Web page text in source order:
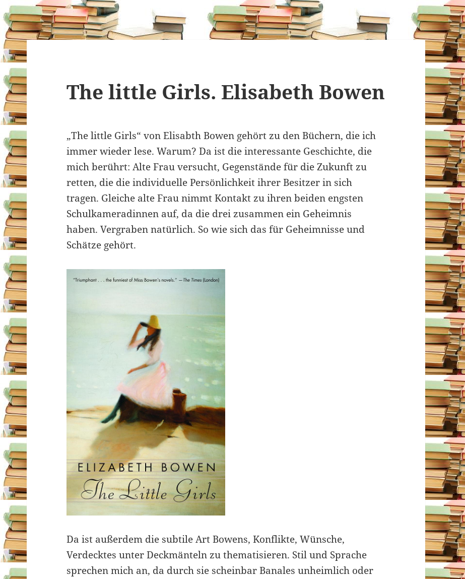
The little Girls. Elisabeth Bowen
„The little Girls“ von Elisabth Bowen gehört zu den Büchern, die ich
immer wieder lese. Warum? Da ist die interessante Geschichte, die
mich berührt: Alte Frau versucht, Gegenstände für die Zukunft zu
retten, die die individuelle Persönlichkeit ihrer Besitzer in sich
tragen. Gleiche alte Frau nimmt Kontakt zu ihren beiden engsten
Schulkameradinnen auf, da die drei zusammen ein Geheimnis
haben. Vergraben natürlich. So wie sich das für Geheimnisse und
Schätze gehört.
Da ist außerdem die subtile Art Bowens, Konflikte, Wünsche,
Verdecktes unter Deckmänteln zu thematisieren. Stil und Sprache
sprechen mich an, da durch sie scheinbar Banales unheimlich oder